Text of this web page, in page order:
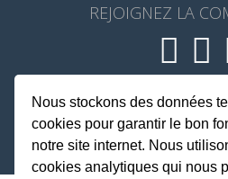
REJOIGNEZ LA
Nous stockons des données
cookies pour garantir le bon
notre site internet. Nous
cookies analytiques qui nous